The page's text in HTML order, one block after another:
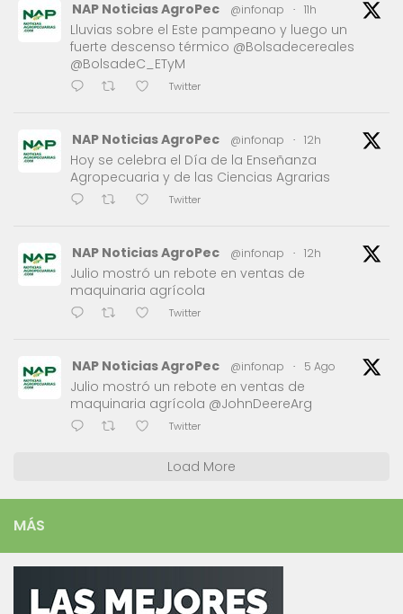
NAP Noticias AgroPec @infonap · 11h
Lluvias sobre el Este pampeano y luego un
fuerte descenso térmico @Bolsadecereales
@BolsadeC_ETyM
Twitter
NAP Noticias AgroPec @infonap · 12h
Hoy se celebra el Día de la Enseñanza
Agropecuaria y de las Ciencias Agrarias
Twitter
NAP Noticias AgroPec @infonap · 12h
Julio mostró un rebote en ventas de
maquinaria agrícola
Twitter
NAP Noticias AgroPec @infonap · 5 Ago
Julio mostró un rebote en ventas de
maquinaria agrícola @JohnDeereArg
Twitter
Load More
MÁS